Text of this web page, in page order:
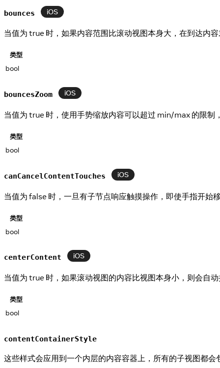
bounces iOS
当值为 true 时，如果内容范围比滚动视图本身大，在到达内
类型
bool
bouncesZoom iOS
当值为 true 时，使用手势缩放内容可以超过 min/max 的限
类型
bool
canCancelContentTouches iOS
当值为 false 时，一旦有子节点响应触摸操作，即使手指开
类型
bool
centerContent iOS
当值为 true 时，如果滚动视图的内容比视图本身小，则会自
类型
bool
contentContainerStyle
这些样式会应用到一个内层的内容容器上，所有的子视图都会